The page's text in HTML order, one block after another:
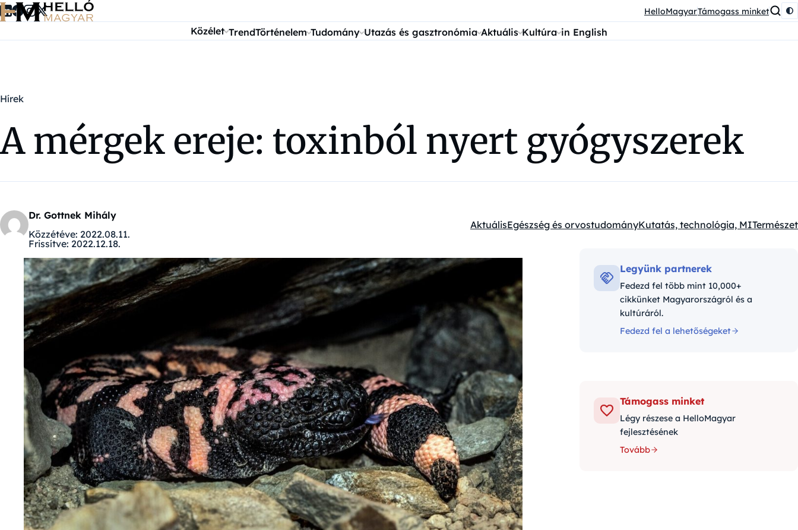
Ugrás a tartalomra HelloMagyarTámogass minket
Közélet TrendTörténelem Tudomány Utazás és gasztronómia Aktuális Kultúra in English
Hírek
A mérgek ereje: toxinból nyert gyógyszerek
Dr. Gottnek Mihály
Közzétéve: 2022.08.11.
Frissítve: 2022.12.18.
Kategóriák:
AktuálisEgészség és orvostudományKutatás, technológia, MITermészet
Legyünk partnerek
Fedezd fel több mint 10,000+
cikkünket Magyarországról és a
kultúráról.
Fedezd fel a lehetőségeket
Támogass minket
Légy részese a HelloMagyar
fejlesztésének
Tovább